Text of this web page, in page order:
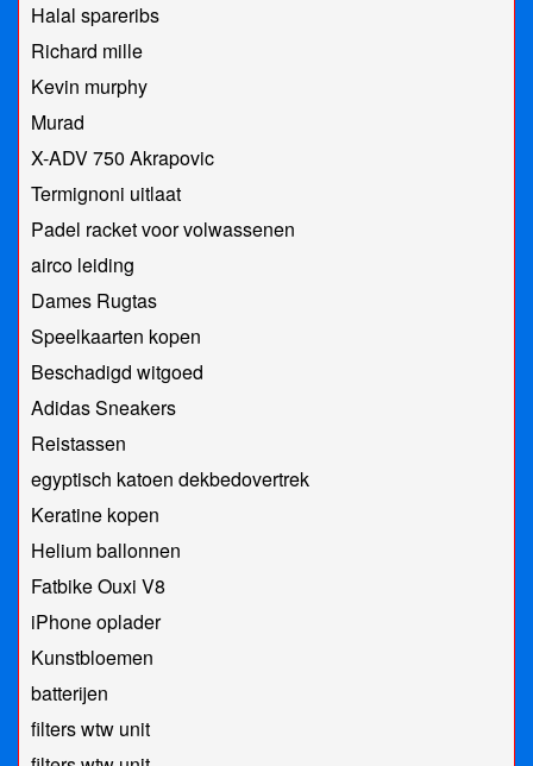
Halal spareribs
Richard mille
Kevin murphy
Murad
X-ADV 750 Akrapovic
Termignoni uitlaat
Padel racket voor volwassenen
airco leiding
Dames Rugtas
Speelkaarten kopen
Beschadigd witgoed
Adidas Sneakers
Reistassen
egyptisch katoen dekbedovertrek
Keratine kopen
Helium ballonnen
Fatbike Ouxi V8
iPhone oplader
Kunstbloemen
batterijen
filters wtw unit